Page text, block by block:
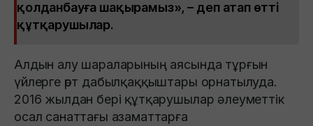
қолданбауға шақырамыз», – деп атап өтті
құтқарушылар.
Алдын алу шараларының аясында тұрғын
үйлерге өрт дабылқаққыштары орнатылуда.
2016 жылдан бері құтқарушылар әлеуметтік
осал санаттағы азаматтарға